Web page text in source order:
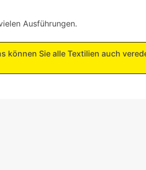
Ausführungen.
können Sie alle Textilien auch